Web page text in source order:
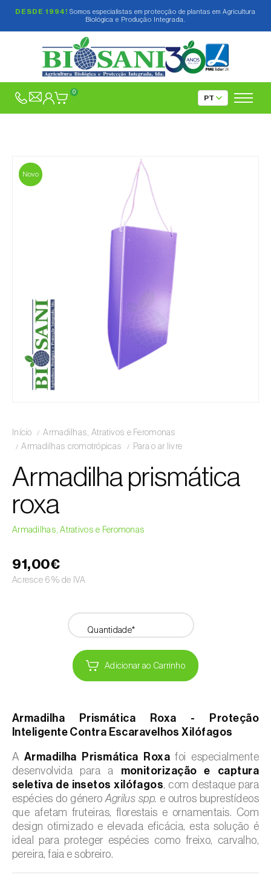
DESDE 1994! Somos especialistas em protecção de plantas em Agricultura
Biológica e Produção Integrada.
0
Novo
Início
Armadilhas, Atrativos e Feromonas
Armadilhas cromotrópicas
Para o ar livre
Armadilha prismática
roxa
Armadilhas, Atrativos e Feromonas
91,00€
Acresce 6% de IVA
Quantidade*
Adicionar ao Carrinho
Armadilha Prismática Roxa - Proteção
Inteligente Contra Escaravelhos Xilófagos
A Armadilha Prismática Roxa foi especialmente
desenvolvida para a monitorização e captura
seletiva de insetos xilófagos, com destaque para
espécies do géneroAgrilus spp. e outros buprestídeos
que afetam fruteiras, florestais e ornamentais. Com
design otimizado e elevada eficácia, esta solução é
ideal para proteger espécies como freixo, carvalho,
pereira, faia e sobreiro.